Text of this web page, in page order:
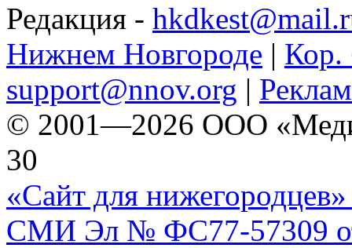
Редакция -
Нижнем Новгороде | Кор.
support@nnov.org |
© 2001—2026 ООО
30
«Сайт для нижегородцев»
СМИ Эл № ФС77-57309